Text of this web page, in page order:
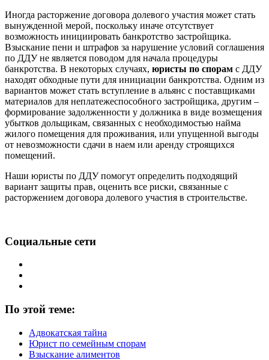
Иногда расторжение договора долевого участия может стать
вынужденной мерой, поскольку иначе отсутствует
возможность инициировать банкротство застройщика.
Взыскание пени и штрафов за нарушение условий соглашения
по ДДУ не является поводом для начала процедуры
банкротства. В некоторых случаях, юристы по спорам с ДДУ
находят обходные пути для инициации банкротства. Одним из
вариантов может стать вступление в альянс с поставщиками
материалов для неплатежеспособного застройщика, другим –
формирование задолженности у должника в виде возмещения
убытков дольщикам, связанных с необходимостью найма
жилого помещения для проживания, или упущенной выгоды
от невозможности сдачи в наем или аренду строящихся
помещений.
Наши юристы по ДДУ помогут определить подходящий
вариант защиты прав, оценить все риски, связанные с
расторжением договора долевого участия в строительстве.
Социальные сети
По этой теме:
Адвокатская тайна
Юрист по семейным спорам
Взыскание алиментов